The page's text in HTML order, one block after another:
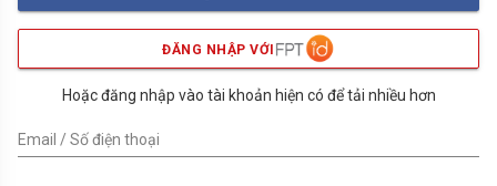
ĐĂNG NHẬP VỚI
Hoặc đăng nhập vào tài khoản hiện có để tải nhiều hơn
Email / Số điện thoại